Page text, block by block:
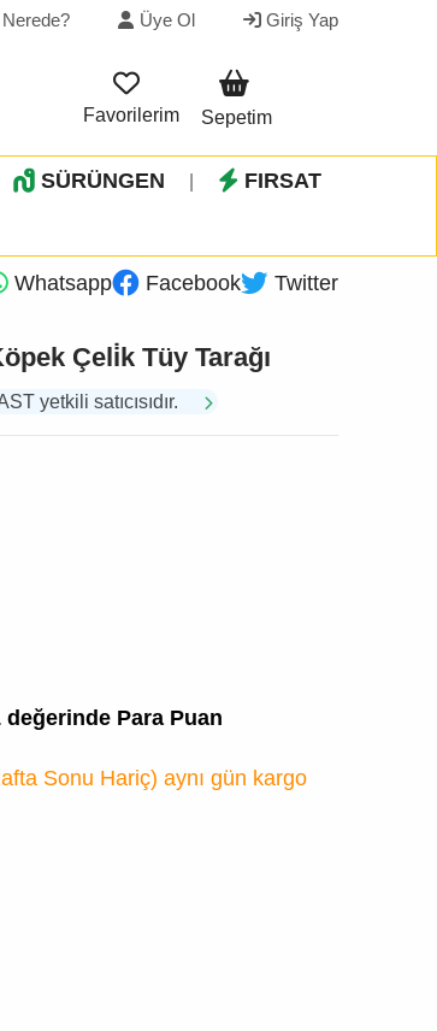
Üye Ol Giriş Yap
Favorilerim Sepetim
SÜRÜNGEN FIRSAT
Whatsapp Facebook Twitter
Çeli̇k Tüy Tarağı
yetkili satıcısıdır.
değerinde Para Puan
Sonu Hariç) aynı gün kargo